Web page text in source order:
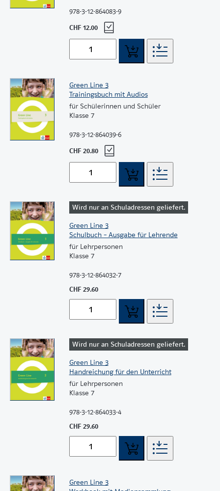
978-3-12-864083-9
CHF 12.00
Green Line 3
Trainingsbuch mit Audios
für Schülerinnen und Schüler
Klasse 7
978-3-12-864039-6
CHF 20.80
Green Line 3
Schulbuch – Ausgabe für Lehrende
Wird nur an Schuladressen geliefert.
für Lehrpersonen
Klasse 7
978-3-12-864032-7
CHF 29.60
Green Line 3
Handreichung für den Unterricht
Wird nur an Schuladressen geliefert.
für Lehrpersonen
Klasse 7
978-3-12-864033-4
CHF 29.60
Green Line 3